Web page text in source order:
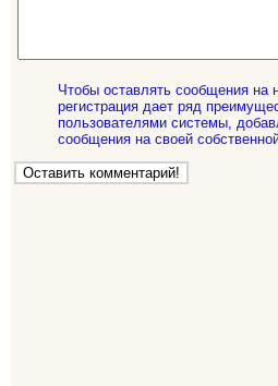
Чтобы оставлять сообщения на
регистрация дает ряд
пользователями системы,
сообщения на своей